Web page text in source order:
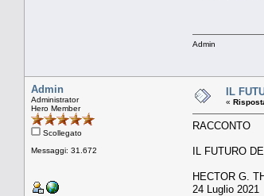
Admin
Admin
Administrator
Hero Member
Scollegato
Messaggi: 31.672
IL
«
RACCONTO
IL FUTURO
HECTOR G.
24 Luglio 2021